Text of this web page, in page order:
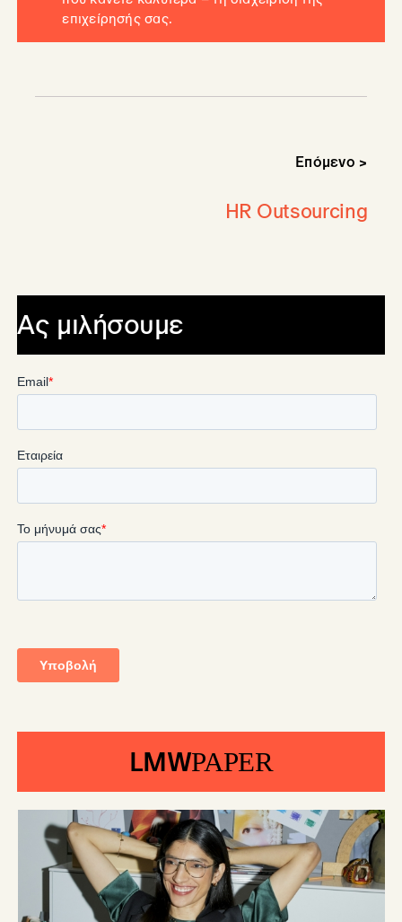
επιχείρησής σας.
Επόμενο >
HR Outsourcing
Ας μιλήσουμε
LMWPAPER